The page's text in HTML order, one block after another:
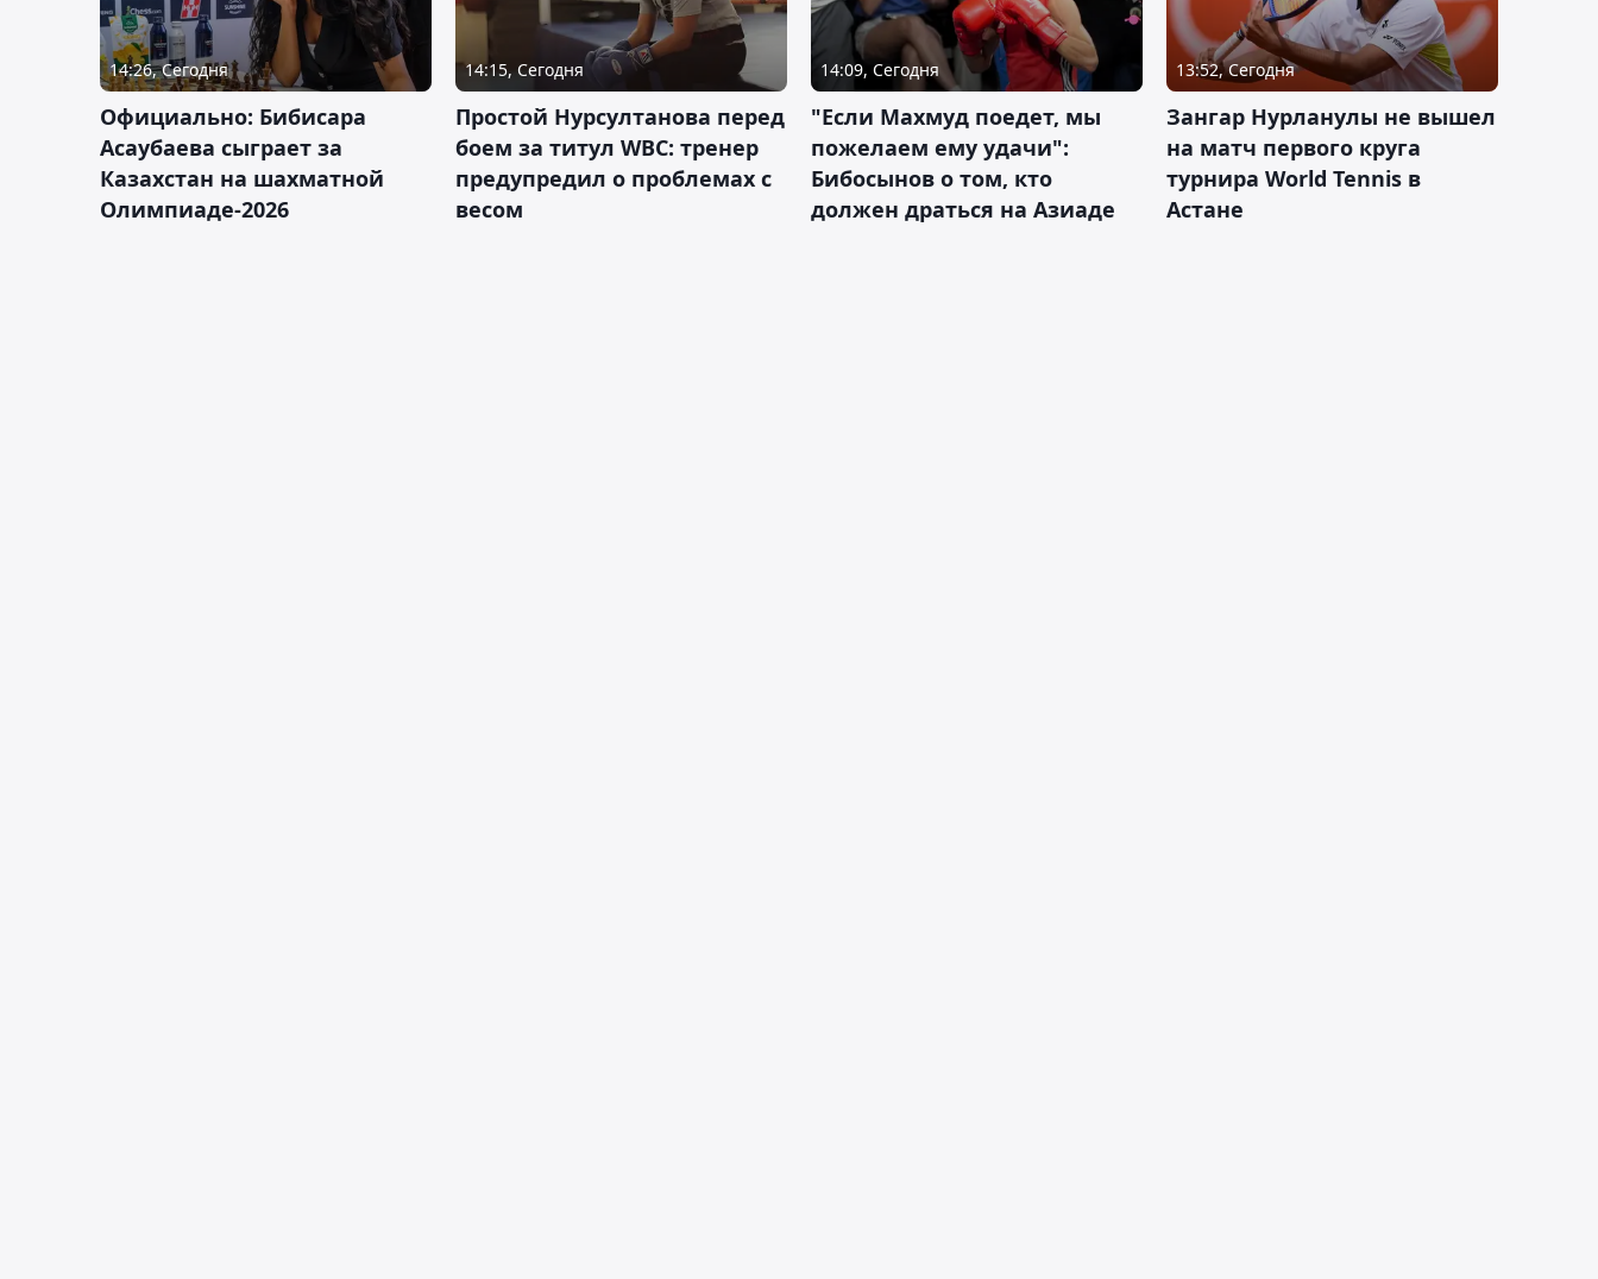
14:26, Сегодня
Официально: Бибисара
Асаубаева сыграет за
Казахстан на шахматной
Олимпиаде-2026
14:15, Сегодня
Простой Нурсултанова перед
боем за титул WBC: тренер
предупредил о проблемах с
весом
14:09, Сегодня
"Если Махмуд поедет, мы
пожелаем ему удачи":
Бибосынов о том, кто
должен драться на Азиаде
13:52, Сегодня
Зангар Нурланулы не вышел
на матч первого круга
турнира World Tennis в
Астане